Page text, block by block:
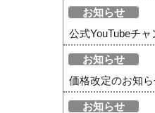
お知らせ
公式YouTubeチャ
お知らせ
価格改定のお知
お知らせ